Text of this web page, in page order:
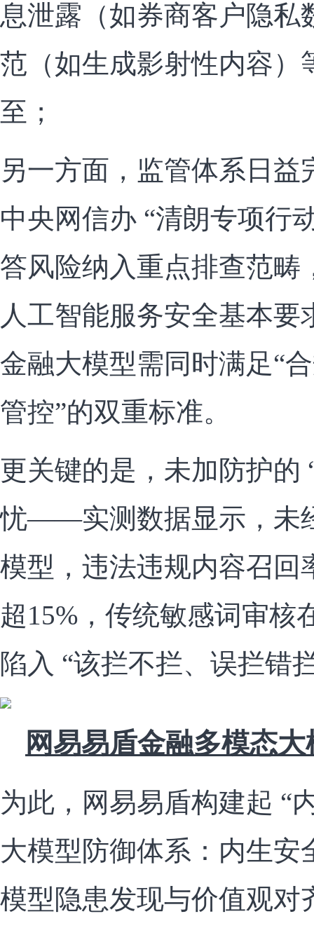
息泄露（如券商客户隐私
范（如生成影射性内容）
至；
另一方面，监管体系日益
中央网信办 “清朗专项行
答风险纳入重点排查范畴
人工智能服务安全基本
金融大模型需同时满足“
管控”的双重标准。
更关键的是，未加防护的
忧——实测数据显示，未
模型，违法违规内容召回
超15%，传统敏感词审核
陷入 “该拦不拦、误拦错
网易易盾金融多模态
为此，网易易盾构建起 “
大模型防御体系：内生安
模型隐患发现与价值观对